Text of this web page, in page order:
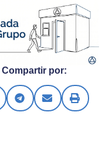
Compartir por: